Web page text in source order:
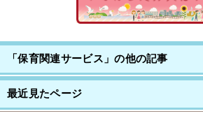
「保育関連サービス」の他の記事
最近見たページ